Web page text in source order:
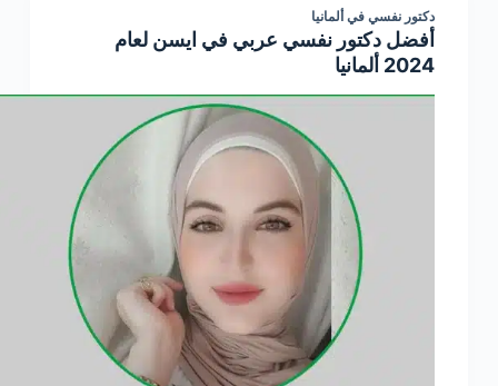
دكتور نفسي في ألمانيا
أفضل دكتور نفسي عربي في ايسن لعام
2024 ألمانيا